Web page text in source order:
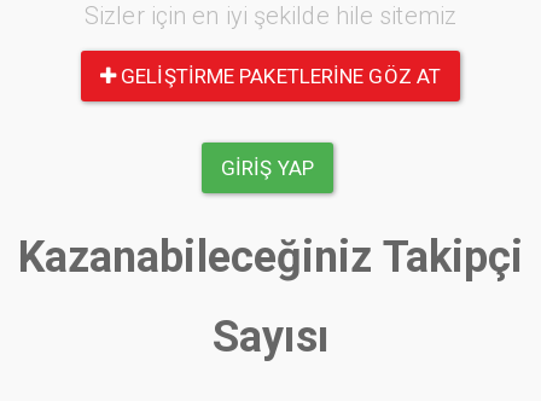
Sizler için en iyi şekilde hile sitemiz
GELIŞTIRME PAKETLERINE GÖZ AT
GIRIŞ YAP
Kazanabileceğiniz Takipçi
Sayısı